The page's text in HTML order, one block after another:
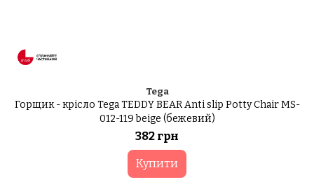
Tega
Горщик - крісло Tega TEDDY BEAR Anti slip Potty Chair MS-
012-119 beige (бежевий)
382 грн
Купити